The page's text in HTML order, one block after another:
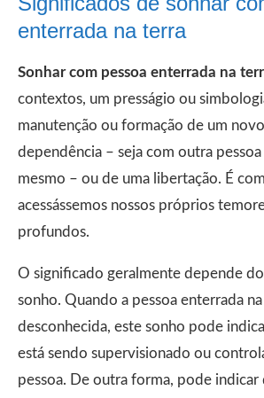
enterrada na terra
Sonhar com pessoa enterrada na
contextos, um presságio ou
manutenção ou formação de um
dependência – seja com outra
mesmo – ou de uma libertação. É
acessássemos nossos próprios
profundos.
O significado geralmente depende
sonho. Quando a pessoa enterrada
desconhecida, este sonho pode
está sendo supervisionado ou
pessoa. De outra forma, pode indicar